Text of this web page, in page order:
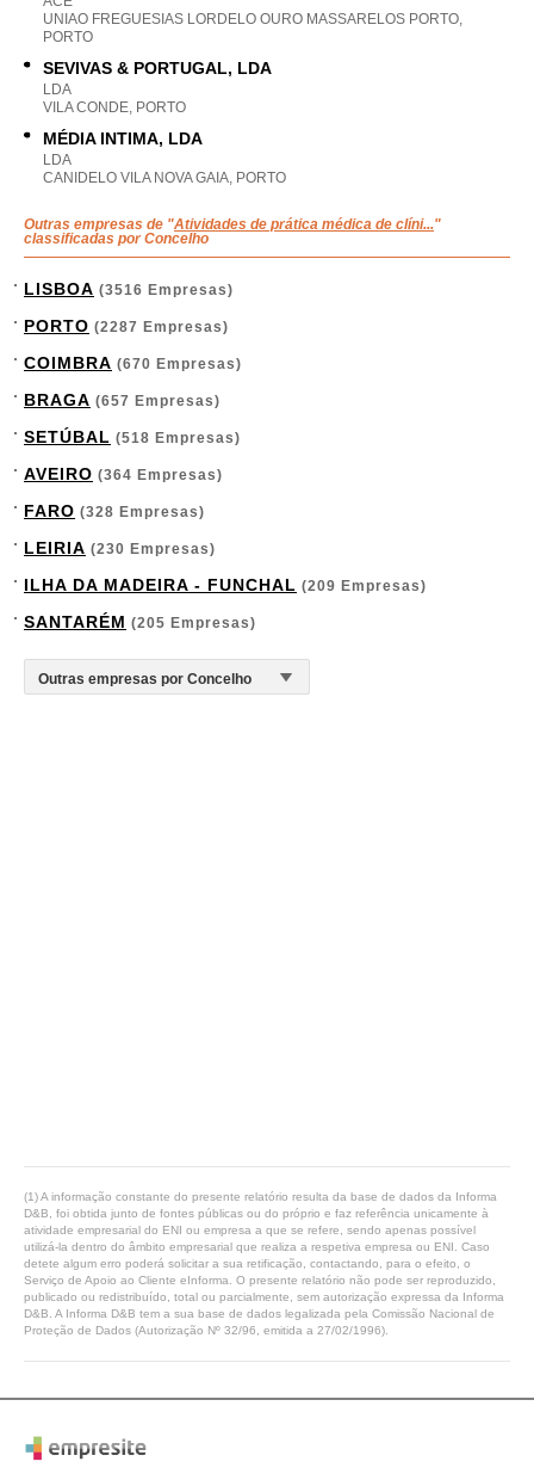
UNIAO FREGUESIAS LORDELO OURO MASSARELOS PORTO,
PORTO
SEVIVAS & PORTUGAL, LDA
LDA
VILA CONDE, PORTO
MÉDIA INTIMA, LDA
LDA
CANIDELO VILA NOVA GAIA, PORTO
Outras empresas de "Atividades de prática médica de clíni..."
classificadas por Concelho
LISBOA (3516 Empresas)
PORTO (2287 Empresas)
COIMBRA (670 Empresas)
BRAGA (657 Empresas)
SETÚBAL (518 Empresas)
AVEIRO (364 Empresas)
FARO (328 Empresas)
LEIRIA (230 Empresas)
ILHA DA MADEIRA - FUNCHAL (209 Empresas)
SANTARÉM (205 Empresas)
(1) A informação constante do presente relatório resulta da base de dados da Informa
D&B, foi obtida junto de fontes públicas ou do próprio e faz referência unicamente à
atividade empresarial do ENI ou empresa a que se refere, sendo apenas possível
utilizá-la dentro do âmbito empresarial que realiza a respetiva empresa ou ENI. Caso
detete algum erro poderá solicitar a sua retificação, contactando, para o efeito, o
Serviço de Apoio ao Cliente eInforma. O presente relatório não pode ser reproduzido,
publicado ou redistribuído, total ou parcialmente, sem autorização expressa da Informa
D&B. A Informa D&B tem a sua base de dados legalizada pela Comissão Nacional de
Proteção de Dados (Autorização Nº 32/96, emitida a 27/02/1996).